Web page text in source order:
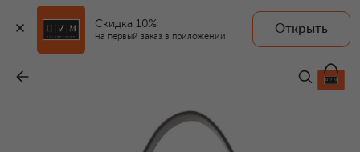
Скидка 10%
на первый заказ в приложении
Открыть
362 000 ₽